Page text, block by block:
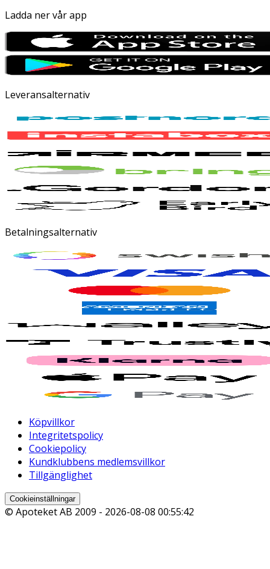
Ladda ner vår app
Leveransalternativ
Betalningsalternativ
Köpvillkor
Integritetspolicy
Cookiepolicy
Kundklubbens medlemsvillkor
Tillgänglighet
Cookieinställningar
© Apoteket AB 2009 - 2026-08-08 00:55:42